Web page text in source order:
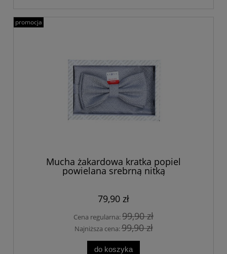
Mucha żakardowa kratka popiel
powielana srebrną nitką
79,90 zł
Cena regularna:99,90 zł
Najniższa cena:99,90 zł
do koszyka
promocja